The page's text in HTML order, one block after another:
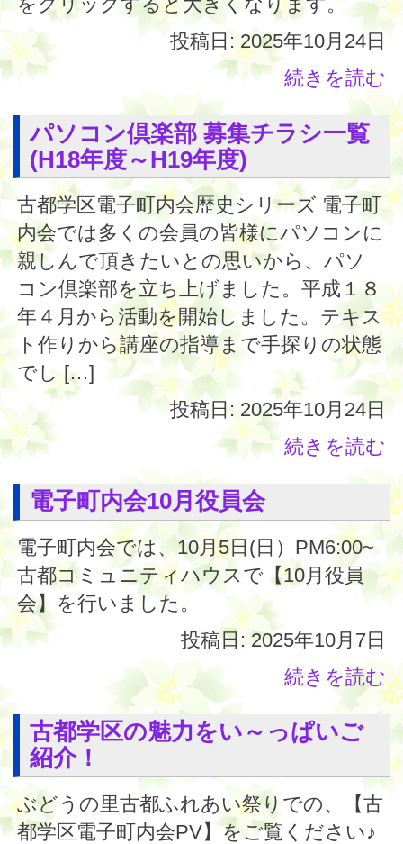
投稿日: 2025年10月24日
続きを読む
パソコン倶楽部 募集チラシ一覧
(H18年度～H19年度)
古都学区電子町内会歴史シリーズ 電子町
内会では多くの会員の皆様にパソコンに
親しんで頂きたいとの思いから、パソ
コン倶楽部を立ち上げました。平成１８
年４月から活動を開始しました。テキス
ト作りから講座の指導まで手探りの状態
でし […]
投稿日: 2025年10月24日
続きを読む
電子町内会10月役員会
電子町内会では、10月5日(日）PM6:00~
古都コミュニティハウスで【10月役員
会】を行いました。
投稿日: 2025年10月7日
続きを読む
古都学区の魅力をい～っぱいご
紹介！
ぶどうの里古都ふれあい祭りでの、【古
都学区電子町内会PV】をご覧ください♪